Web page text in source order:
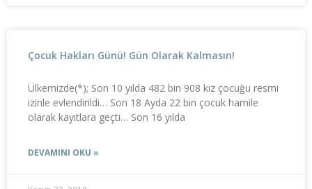
Çocuk Hakları Günü! Gün Olarak Kalmasın!
Ülkemizde(*); Son 10 yılda 482 bin 908 kız çocuğu resmi
izinle evlendirildi… Son 18 Ayda 22 bin çocuk hamile
olarak kayıtlara geçti… Son 16 yılda
DEVAMINI OKU »